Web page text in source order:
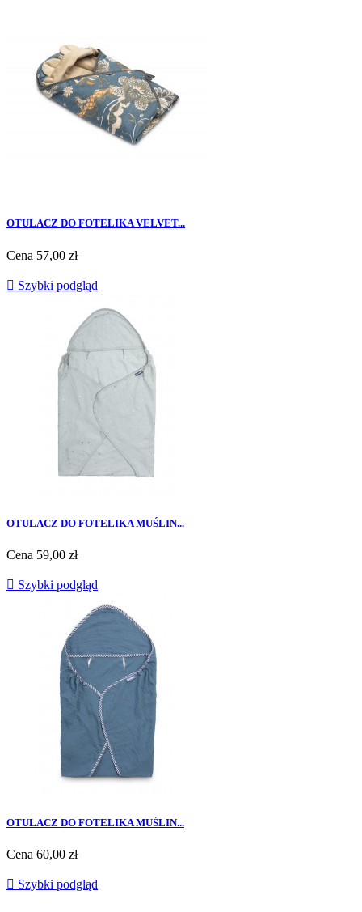
OTULACZ DO FOTELIKA VELVET...
Cena 57,00 zł
 Szybki podgląd
OTULACZ DO FOTELIKA MUŚLIN...
Cena 59,00 zł
 Szybki podgląd
OTULACZ DO FOTELIKA MUŚLIN...
Cena 60,00 zł
 Szybki podgląd